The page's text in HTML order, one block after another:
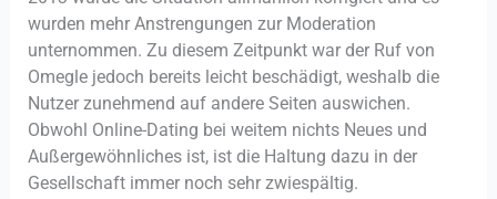
wurden mehr Anstrengungen zur Moderation
unternommen. Zu diesem Zeitpunkt war der Ruf von
Omegle jedoch bereits leicht beschädigt, weshalb die
Nutzer zunehmend auf andere Seiten auswichen.
Obwohl Online-Dating bei weitem nichts Neues und
Außergewöhnliches ist, ist die Haltung dazu in der
Gesellschaft immer noch sehr zwiespältig.